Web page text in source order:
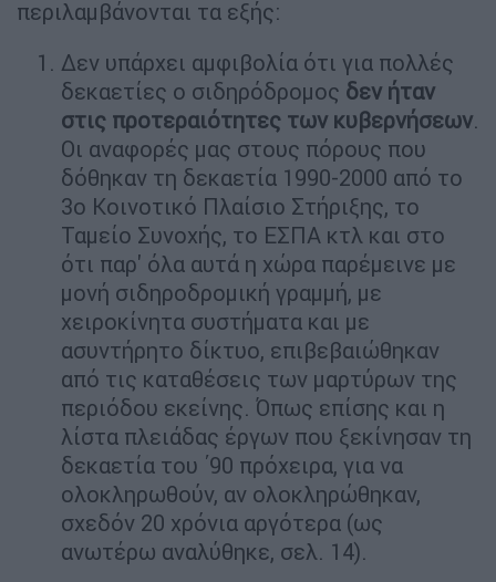
περιλαμβάνονται τα εξής:
Δεν υπάρχει αμφιβολία ότι για πολλές
δεκαετίες ο σιδηρόδρομος δεν ήταν
στις προτεραιότητες των κυβερνήσεων.
Οι αναφορές μας στους πόρους που
δόθηκαν τη δεκαετία 1990-2000 από το
3ο Κοινοτικό Πλαίσιο Στήριξης, το
Ταμείο Συνοχής, το ΕΣΠΑ κτλ και στο
ότι παρ' όλα αυτά η χώρα παρέμεινε με
μονή σιδηροδρομική γραμμή, με
χειροκίνητα συστήματα και με
ασυντήρητο δίκτυο, επιβεβαιώθηκαν
από τις καταθέσεις των μαρτύρων της
περιόδου εκείνης. Όπως επίσης και η
λίστα πλειάδας έργων που ξεκίνησαν τη
δεκαετία του ΄90 πρόχειρα, για να
ολοκληρωθούν, αν ολοκληρώθηκαν,
σχεδόν 20 χρόνια αργότερα (ως
ανωτέρω αναλύθηκε, σελ. 14).